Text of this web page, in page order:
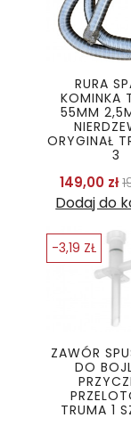
RURA
KOMINKA
55MM
ORYGINAŁ
3
149,00 zł
Dodaj do
ZAWÓR
DO
TRUMA 1
-3,19 ZŁ